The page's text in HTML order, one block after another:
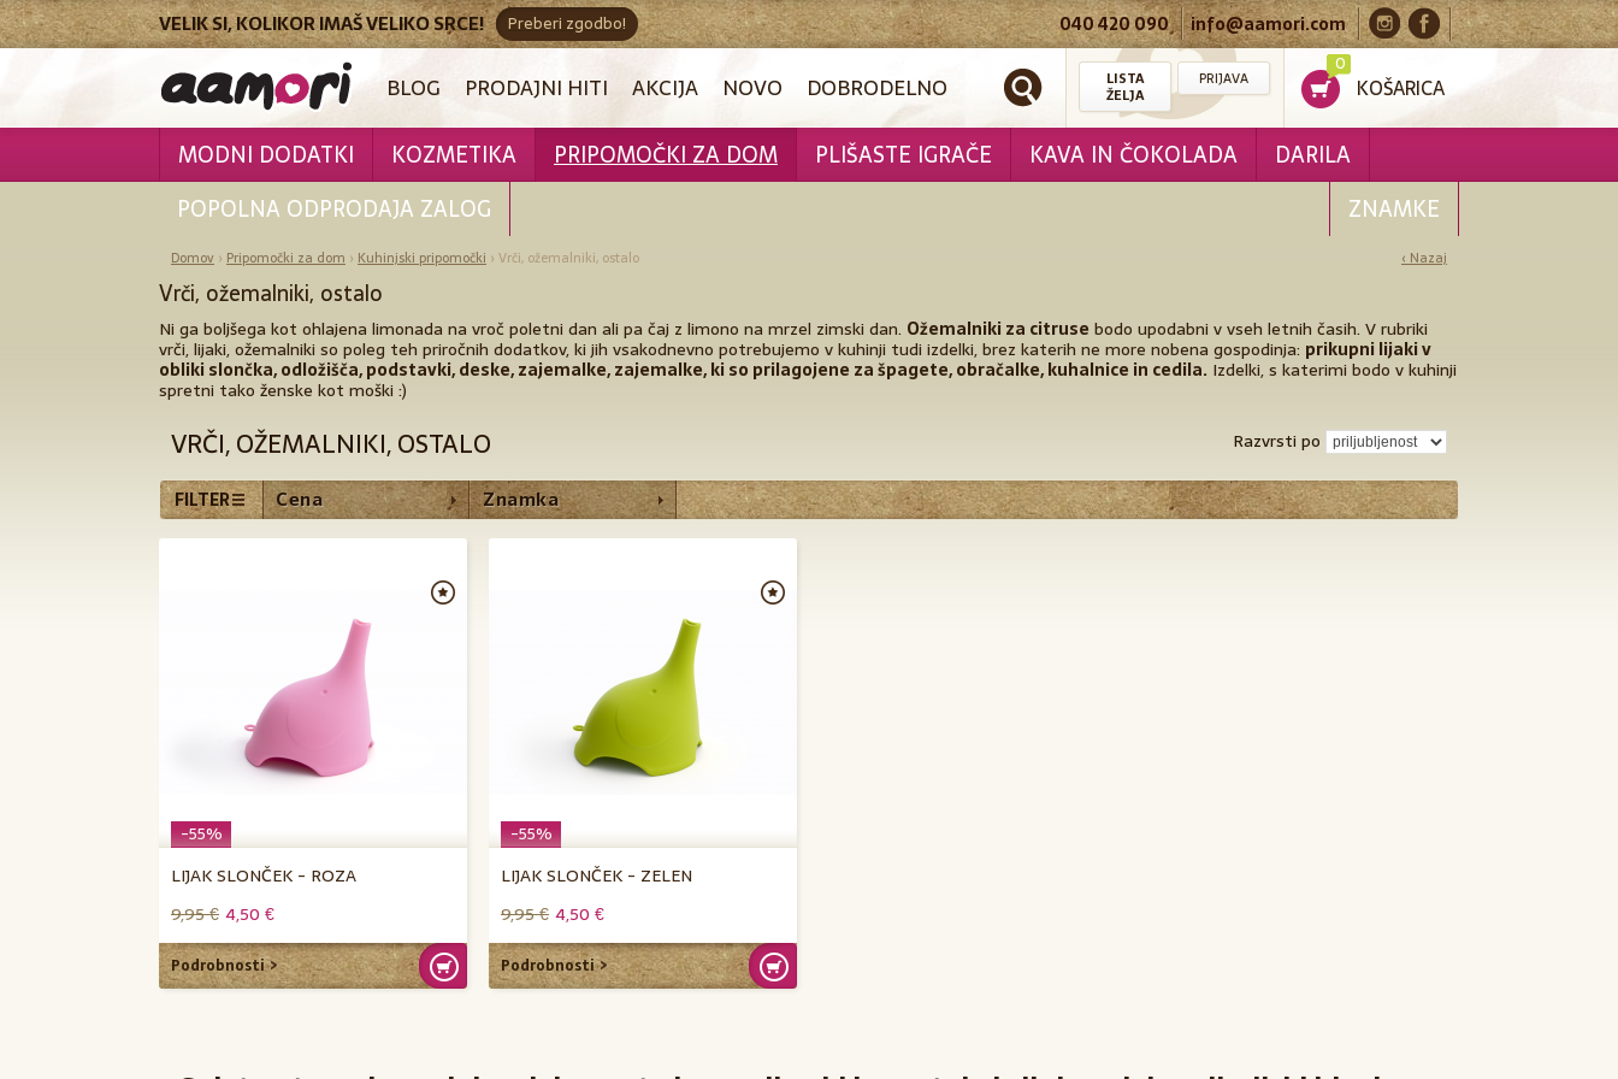
VELIK SI, KOLIKOR IMAŠ VELIKO SRCE! Preberi zgodbo! info@aamori.com
040 420 090
0
KOŠARICA
LISTA
ŽELJA
PRIJAVA
BLOG PRODAJNI HITI AKCIJA NOVO DOBRODELNO
MODNI DODATKI KOZMETIKA PRIPOMOČKI ZA DOM PLIŠASTE IGRAČE KAVA IN ČOKOLADA
DARILA
POPOLNA ODPRODAJA ZALOG
ZNAMKE
‹ Nazaj
Domov › Pripomočki za dom › Kuhinjski pripomočki › Vrči, ožemalniki, ostalo
Vrči, ožemalniki, ostalo
Ni ga boljšega kot ohlajena limonada na vroč poletni dan ali pa čaj z limono na mrzel zimski dan. Ožemalniki za citruse bodo upodabni v vseh letnih časih. V rubriki
vrči, lijaki, ožemalniki so poleg teh priročnih dodatkov, ki jih vsakodnevno potrebujemo v kuhinji tudi izdelki, brez katerih ne more nobena gospodinja: prikupni lijaki v
obliki slončka, odložišča, podstavki, deske, zajemalke, zajemalke, ki so prilagojene za špagete, obračalke, kuhalnice in cedila. Izdelki, s katerimi bodo v kuhinji
spretni tako ženske kot moški :)
Razvrsti po
VRČI, OŽEMALNIKI, OSTALO
FILTER Cena Znamka
-55%
LIJAK SLONČEK - ROZA
9,95 € 4,50 €
Podrobnosti
-55%
LIJAK SLONČEK - ZELEN
9,95 € 4,50 €
Podrobnosti